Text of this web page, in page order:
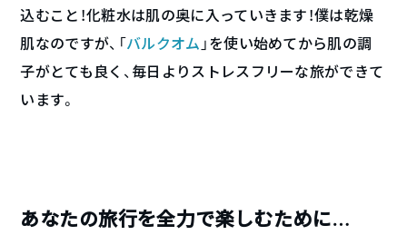
込むこと！化粧水は肌の奥に入っていきます！僕は乾燥
肌なのですが、「バルクオム 」を使い始めてから肌の調
子がとても良く、毎日よりストレスフリーな旅ができて
います。
あなたの旅行を全力で楽しむために…